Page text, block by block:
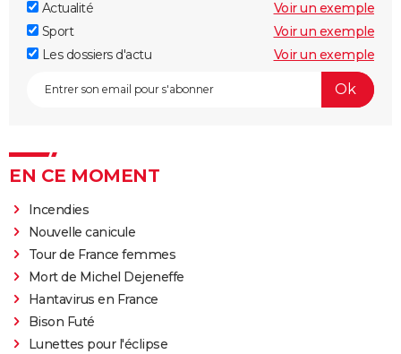
Actualité
Voir un exemple
Sport
Voir un exemple
Les dossiers d'actu
Voir un exemple
EN CE MOMENT
Incendies
Nouvelle canicule
Tour de France femmes
Mort de Michel Dejeneffe
Hantavirus en France
Bison Futé
Lunettes pour l'éclipse